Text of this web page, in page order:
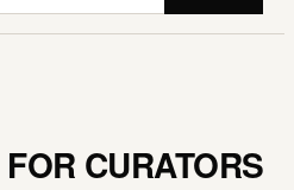
CURATORS